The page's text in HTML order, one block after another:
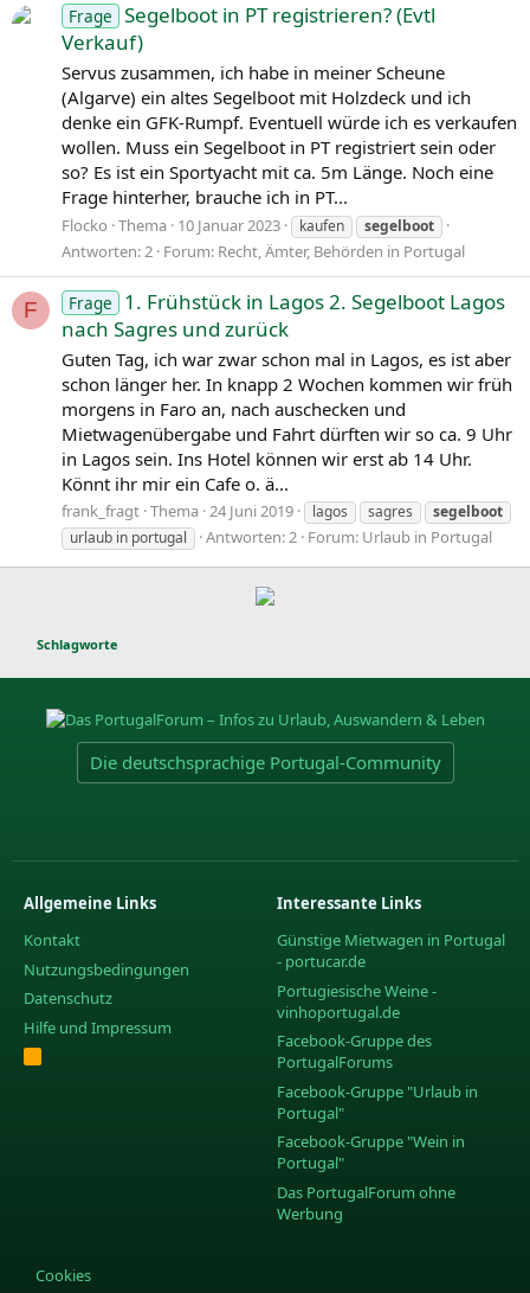
Frage Segelboot in PT registrieren? (Evtl
Verkauf)
Servus zusammen, ich habe in meiner Scheune
(Algarve) ein altes Segelboot mit Holzdeck und ich
denke ein GFK-Rumpf. Eventuell würde ich es verkaufen
wollen. Muss ein Segelboot in PT registriert sein oder
so? Es ist ein Sportyacht mit ca. 5m Länge. Noch eine
Frage hinterher, brauche ich in PT...
Flocko Thema 10 Januar 2023 kaufen segelboot
Antworten: 2 Forum: Recht, Ämter, Behörden in Portugal
F Frage
1. Frühstück in Lagos 2. Segelboot Lagos
nach Sagres und zurück
Guten Tag, ich war zwar schon mal in Lagos, es ist aber
schon länger her. In knapp 2 Wochen kommen wir früh
morgens in Faro an, nach auschecken und
Mietwagenübergabe und Fahrt dürften wir so ca. 9 Uhr
in Lagos sein. Ins Hotel können wir erst ab 14 Uhr.
Könnt ihr mir ein Cafe o. ä...
frank_fragt Thema 24 Juni 2019 lagos sagres
segelboot
urlaub in portugal
Antworten: 2 Forum: Urlaub in Portugal
Schlagworte
Die deutschsprachige Portugal-Community
Allgemeine Links
Kontakt
Nutzungsbedingungen
Datenschutz
Hilfe und Impressum
R
Interessante Links
Günstige Mietwagen in Portugal
- portucar.de
Portugiesische Weine -
vinhoportugal.de
Facebook-Gruppe des
PortugalForums
Facebook-Gruppe "Urlaub in
Portugal"
Facebook-Gruppe "Wein in
Portugal"
Das PortugalForum ohne
Werbung
Cookies